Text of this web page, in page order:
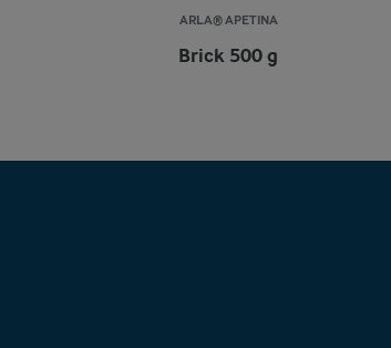
ARLA® APETINA
Brick 500 g